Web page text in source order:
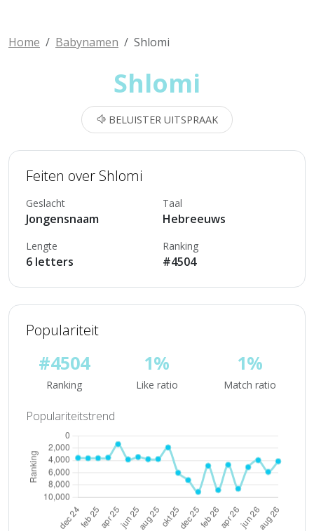
Home Babynamen Shlomi
Shlomi
BELUISTER UITSPRAAK
Feiten over Shlomi
Geslacht
Jongensnaam
Taal
Hebreeuws
Lengte
6 letters
Ranking
#4504
Populariteit
#4504
Ranking
1%
Like ratio
1%
Match ratio
Populariteitstrend